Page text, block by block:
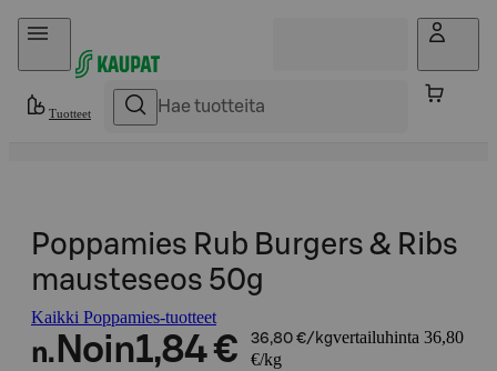
Hyppää sisältöön
Tuotteet
Poppamies Rub Burgers & Ribs
mausteseos 50g
Kaikki Poppamies-tuotteet
n. Noin1,84 € 36,80 €/kgvertailuhinta 36,80
€/kg